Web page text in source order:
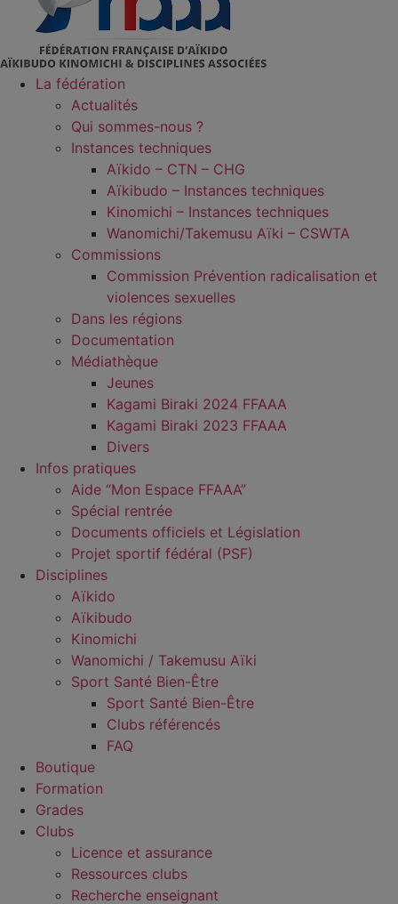
La fédération
Actualités
Qui sommes-nous ?
Instances techniques
Aïkido – CTN – CHG
Aïkibudo – Instances techniques
Kinomichi – Instances techniques
Wanomichi/Takemusu Aïki – CSWTA
Commissions
Commission Prévention radicalisation et
violences sexuelles
Dans les régions
Documentation
Médiathèque
Jeunes
Kagami Biraki 2024 FFAAA
Kagami Biraki 2023 FFAAA
Divers
Infos pratiques
Aide “Mon Espace FFAAA”
Spécial rentrée
Documents officiels et Législation
Projet sportif fédéral (PSF)
Disciplines
Aïkido
Aïkibudo
Kinomichi
Wanomichi / Takemusu Aïki
Sport Santé Bien-Être
Sport Santé Bien-Être
Clubs référencés
FAQ
Boutique
Formation
Grades
Clubs
Licence et assurance
Ressources clubs
Recherche enseignant